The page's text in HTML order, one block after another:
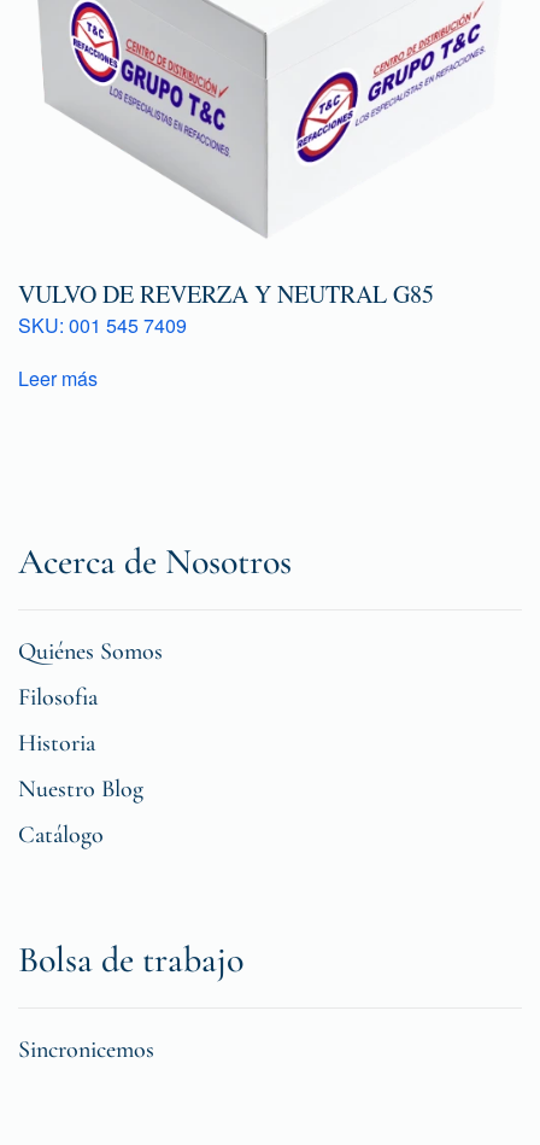
VULVO DE REVERZA Y NEUTRAL G85
SKU: 001 545 7409
Leer más
Acerca de Nosotros
Quiénes Somos
Filosofia
Historia
Nuestro Blog
Catálogo
Bolsa de trabajo
Sincronicemos